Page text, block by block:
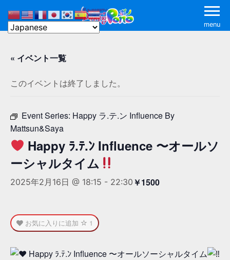
menu
« イベント一覧
このイベントは終了しました。
Event Series: Happy ラ.テ.ン Influence By
Mattsun&Saya
Happy ﾗ.ﾃ.ﾝ Influence 〜オールソ
ーシャルタイム
2025年2月16日 @ 18:15 - 22:30 ￥1500
お気に入りに追加 1
Happy ﾗ.ﾃ.ﾝ Influence 〜オールソーシャルタイム